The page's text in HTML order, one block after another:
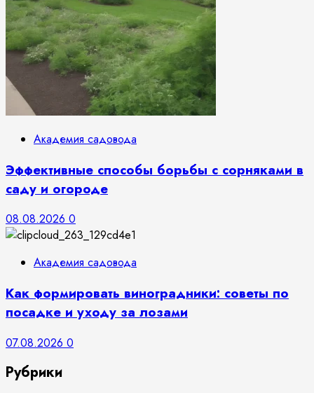
Академия садовода
Эффективные способы борьбы с сорняками в
саду и огороде
08.08.2026 0
Академия садовода
Как формировать виноградники: советы по
посадке и уходу за лозами
07.08.2026 0
Рубрики